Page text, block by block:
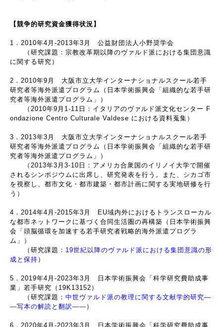
【競争的研究資金獲得状況】
1．2010年4月-2013年3月 公益財団法人小野奨学会
（研究課題：宗教改革期以降のヴァルド派における集団意識
に関する研究）
2．2010年9月 大阪市立大学インターナショナルスクール若手
研究者等海外派遣プログラム（日本学術振興会「組織的な若手研
究者等海外派遣プログラム」）
（2010年9月1-11日：イタリアのヴァルド派文化センター F
ondazione Centro Culturale Valdese における資料蒐集）
3．2013年3月 大阪市立大学インターナショナルスクール若手
研究者等海外派遣プログラム（日本学術振興会「組織的な若手研
究者等海外派遣プログラム」）
（2013年3月3-10日：アメリカ合衆国のイリノイ大学で開催
されるシンポジウムに出席し、研究発表を行う。また、シカゴ市
を視察し、都市文化・都市建築・都市計画に関する実地研修を行
う）
4．2014年4月-2015年3月 EU域内外におけるトランスローカル
な都市ネットワークに基づく合同生活圏の再構築（日本学術振興
会「頭脳循環を加速する若手研究者戦略的海外派遣プログラ
ム」）
（研究課題： 19世紀以降のヴァルド派における集団意識の形
成と保持 ）
5．2019年4月-2023年3月 日本学術振興会「科学研究費助成事
業」若手研究（19K13152）
（研究課題： 中世ヴァルド派の教理に関する文献学的研究―
―写本の解読と翻訳―― ）
6．2020年4月-2023年3月 日本学術振興会「科学研究費助成事